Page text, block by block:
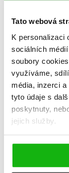
Tato webová
K personalizaci
sociálních
soubory
využíváme,
média, inzerci a
tyto údaje s
poskytnuty,
jejich služby.
Naši noví
Robin Král
119 Kč
Do